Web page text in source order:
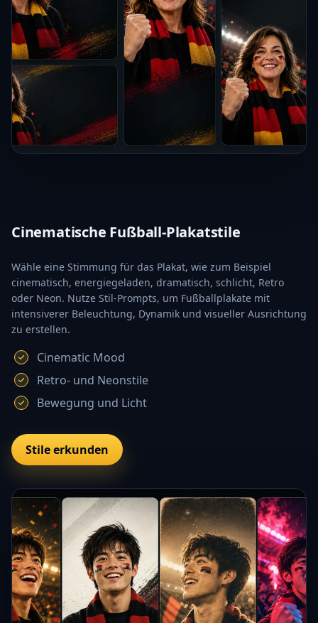
Cinematische Fußball-Plakatstile
Wähle eine Stimmung für das Plakat, wie zum Beispiel
cinematisch, energiegeladen, dramatisch, schlicht, Retro
oder Neon. Nutze Stil-Prompts, um Fußballplakate mit
intensiverer Beleuchtung, Dynamik und visueller Ausrichtung
zu erstellen.
Cinematic Mood
Retro- und Neonstile
Bewegung und Licht
Stile erkunden